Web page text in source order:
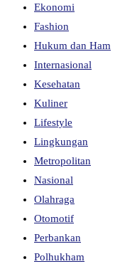
Ekonomi
Fashion
Hukum dan Ham
Internasional
Kesehatan
Kuliner
Lifestyle
Lingkungan
Metropolitan
Nasional
Olahraga
Otomotif
Perbankan
Polhukham